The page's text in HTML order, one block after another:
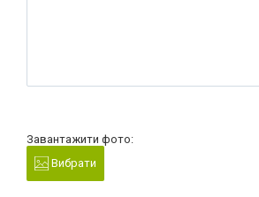
Завантажити фото:
Вибрати